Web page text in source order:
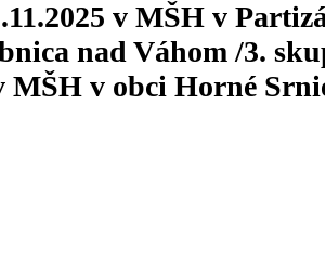
v MŠH v
nad Váhom /3.
MŠH v obci Horné